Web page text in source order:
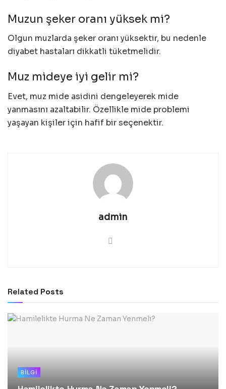
Muzun şeker oranı yüksek mi?
Olgun muzlarda şeker oranı yüksektir, bu nedenle
diyabet hastaları dikkatli tüketmelidir.
Muz mideye iyi gelir mi?
Evet, muz mide asidini dengeleyerek mide
yanmasını azaltabilir. Özellikle mide problemi
yaşayan kişiler için hafif bir seçenektir.
admin
Related Posts
BILGI